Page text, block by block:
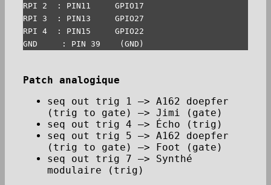
RPI 2  : PIN11     GPIO17
RPI 3  : PIN13     GPIO27
RPI 4  : PIN15     GPIO22
Patch analogique
seq out trig 1 —> A162 doepfer
(trig to gate) —> Jimi (gate)
seq out trig 4 —> Écho (trig)
seq out trig 5 —> A162 doepfer
(trig to gate) —> Foot (gate)
seq out trig 7 —> Synthé
modulaire (trig)